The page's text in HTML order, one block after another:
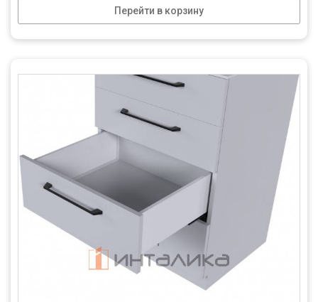
Перейти в корзину